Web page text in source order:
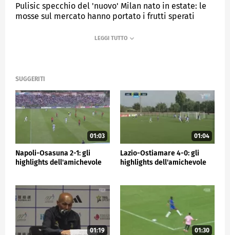
Pulisic specchio del 'nuovo' Milan nato in estate: le
mosse sul mercato hanno portato i frutti sperati
SPORTMEDIASET
SUGGERITI
01:03
Napoli-Osasuna 2-1: gli
highlights dell'amichevole
01:04
Lazio-Ostiamare 4-0: gli
highlights dell'amichevole
01:19 01:30